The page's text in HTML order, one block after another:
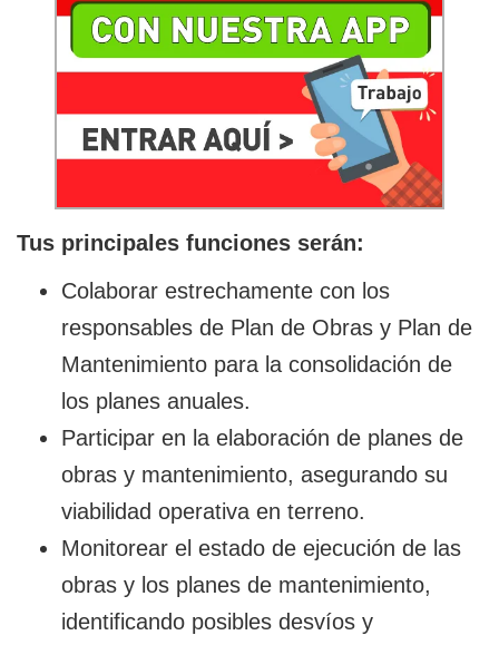
Tus principales funciones serán:
Colaborar estrechamente con los
responsables de Plan de Obras y Plan de
Mantenimiento para la consolidación de
los planes anuales.
Participar en la elaboración de planes de
obras y mantenimiento, asegurando su
viabilidad operativa en terreno.
Monitorear el estado de ejecución de las
obras y los planes de mantenimiento,
identificando posibles desvíos y